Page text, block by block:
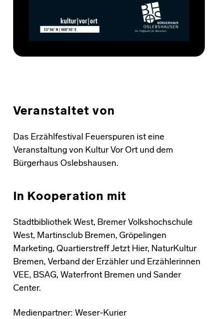
Veranstaltet von
Das Erzählfestival Feuerspuren ist eine
Veranstaltung von Kultur Vor Ort und dem
Bürgerhaus Oslebshausen.
In Kooperation mit
Stadtbibliothek West, Bremer Volkshochschule
West, Martinsclub Bremen, Gröpelingen
Marketing, Quartierstreff Jetzt Hier, NaturKultur
Bremen, Verband der Erzähler und Erzählerinnen
VEE, BSAG, Waterfront Bremen und Sander
Center.
Medienpartner: Weser-Kurier